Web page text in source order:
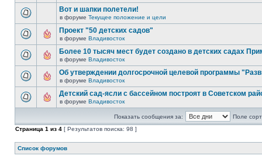
Вот и шапки полетели!
в форуме Текущее положение и цели
Проект "50 детских садов"
в форуме Владивосток
Более 10 тысяч мест будет создано в детских садах
в форуме Владивосток
Об утверждении долгосрочной целевой программы
в форуме Владивосток
Детский сад-ясли с бассейном построят в Советском
в форуме Владивосток
Показать сообщения за:
Поле
Страница 1 из 4 [ Результатов поиска: 98 ]
Список форумов